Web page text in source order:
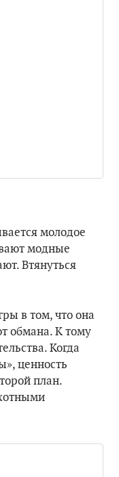
молодое
модные
Втянуться
в том, что она
обмана. К тому
Когда
ценность
план.